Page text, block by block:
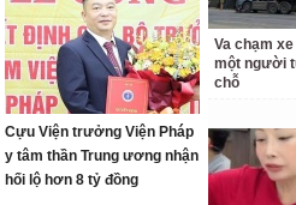
Cựu Viện trưởng Viện Pháp
y tâm thần Trung ương nhận
hối lộ hơn 8 tỷ đồng
Va chạm
một người
chỗ